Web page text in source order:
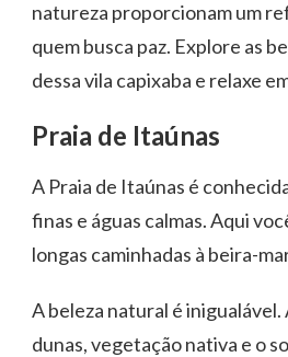
natureza proporcionam um
quem busca paz. Explore as
dessa vila capixaba e relaxe
Praia de Itaúnas
A Praia de Itaúnas é
finas e águas calmas. Aqui
longas caminhadas à beira-
A beleza natural é inigualável.
dunas, vegetação nativa e o